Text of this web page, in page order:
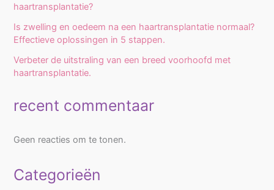
haartransplantatie?
Is zwelling en oedeem na een haartransplantatie normaal?
Effectieve oplossingen in 5 stappen.
Verbeter de uitstraling van een breed voorhoofd met
haartransplantatie.
recent commentaar
Geen reacties om te tonen.
Categorieën